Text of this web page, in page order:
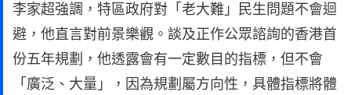
李家超強調，特區政府對「老大難」民生問題不會迴
避，他直言對前景樂觀。談及正作公眾諮詢的香港首
份五年規劃，他透露會有一定數目的指標，但不會
「廣泛、大量」，因為規劃屬方向性，具體指標將體